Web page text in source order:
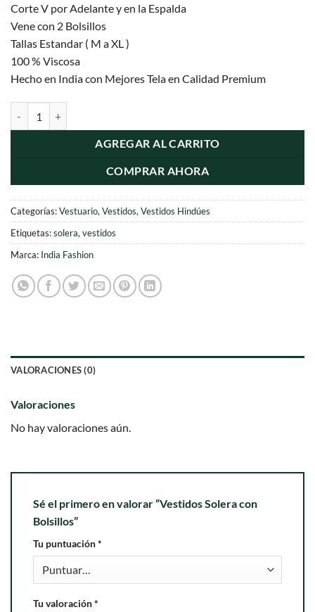
Corte V por Adelante y en la Espalda
Vene con 2 Bolsillos
Tallas Estandar ( M a XL )
100 % Viscosa
Hecho en India con Mejores Tela en Calidad Premium
AGREGAR AL CARRITO
COMPRAR AHORA
Categorías:Vestuario, Vestidos, Vestidos Hindúes
Etiquetas:solera, vestidos
Marca: India Fashion
VALORACIONES (0)
Valoraciones
No hay valoraciones aún.
Sé el primero en valorar “Vestidos Solera con
Bolsillos”
Tu puntuación*
Tu valoración*